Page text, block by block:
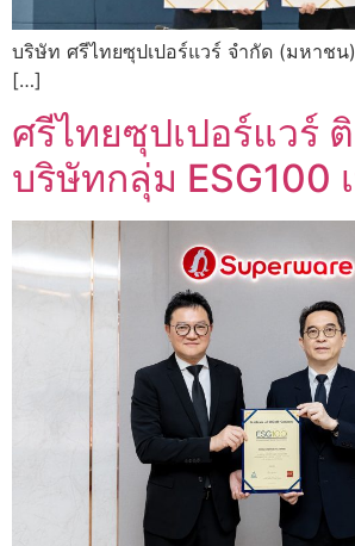
บริษัท ศรีไทยซุปเปอร์แวร์ จำกัด (มหาช
[…]
ศรีไทยซุปเปอร์แวร์
บริษัทกลุ่ม ESG100